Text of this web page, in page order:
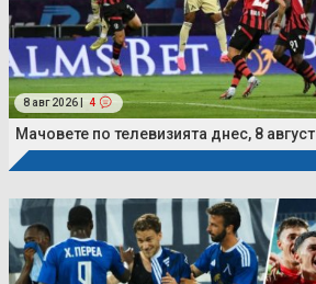
8 авг 2026 | 4
Мачовете по телевизията днес, 8 август